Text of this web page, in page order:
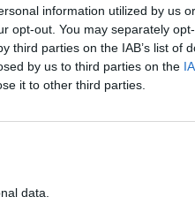
information utilized by us
opt-out. You may separately
third parties on the IAB’s list of
by us to third parties on the
it to other third parties.
data.